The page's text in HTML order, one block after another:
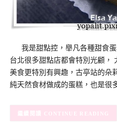
我是甜點控，舉凡各種甜食蛋
台北很多甜點店都會特別光顧，
美食更特別有興趣，古亭站的朵
純天然食材做成的蛋糕，也是很
CONTINUE READING